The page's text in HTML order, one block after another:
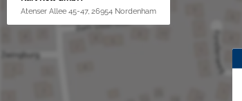
Atenser Allee 45-47, 26954 Nordenham